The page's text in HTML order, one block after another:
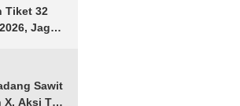
Tiket 32
Jaga
Sawit
Aksi Tak